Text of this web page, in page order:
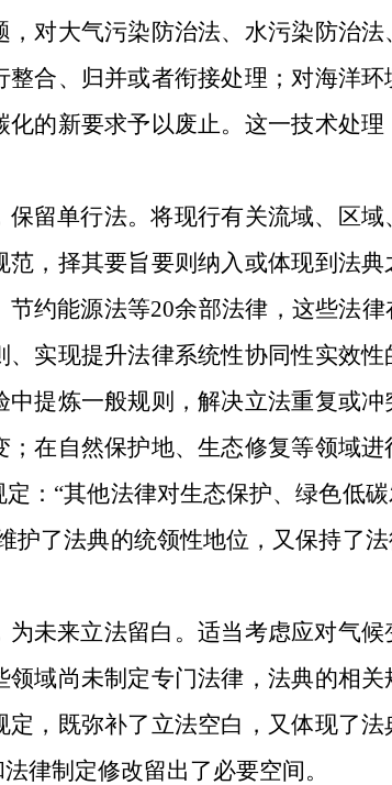
对大气污染防治法、水污染防治
合、归并或者衔接处理；对海洋
的新要求予以废止。这一技术处
保留单行法。将现行有关流域、区
，择其要旨要则纳入或体现到法
节约能源法等20余部法律，这些法
实现提升法律系统性协同性实效
提炼一般规则，解决立法重复或
在自然保护地、生态修复等领域
： “其他法律对生态保护、绿色低
护了法典的统领性地位，又保持了
未来立法留白。 适当考虑应对气
域尚未制定专门法律，法典的相
，既弥补了立法空白，又体现了
律制定修改留出了必要空间。